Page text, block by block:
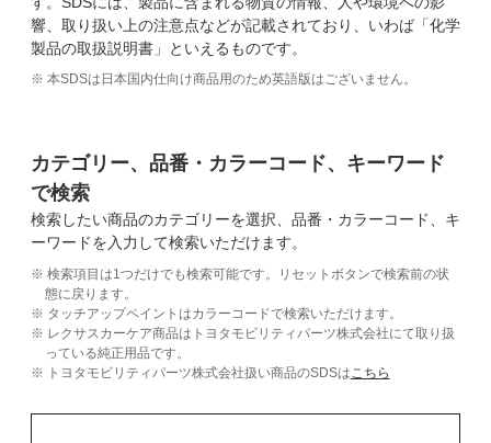
響、取り扱い上の注意点などが記載されており、いわば「化学
製品の取扱説明書」といえるものです。
※ 本SDSは日本国内仕向け商品用のため英語版はございません。
カテゴリー、品番・カラーコード、キーワード
で検索
検索したい商品のカテゴリーを選択、品番・カラーコード、キ
ーワードを入力して検索いただけます。
※ 検索項目は1つだけでも検索可能です。リセットボタンで検索前の状
態に戻ります。
※ タッチアップペイントはカラーコードで検索いただけます。
※ レクサスカーケア商品はトヨタモビリティパーツ株式会社にて取り扱
っている純正用品です。
※ トヨタモビリティパーツ株式会社扱い商品のSDSは こちら